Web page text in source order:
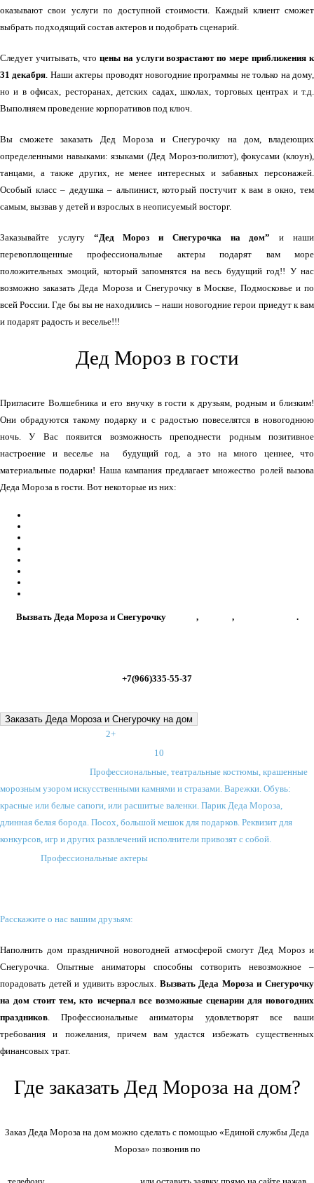
оказывают свои услуги по доступной стоимости. Каждый клиент сможет
выбрать подходящий состав актеров и подобрать сценарий.
Следует учитывать, что цены на услуги возрастают по мере приближения к
31 декабря. Наши актеры проводят новогодние программы не только на дому,
но и в офисах, ресторанах, детских садах, школах, торговых центрах и т.д.
Выполняем проведение корпоративов под ключ.
Вы сможете заказать Дед Мороза и Снегурочку на дом, владеющих
определенными навыками: языками (Дед Мороз-полиглот), фокусами (клоун),
танцами, а также других, не менее интересных и забавных персонажей.
Особый класс – дедушка – альпинист, который постучит к вам в окно, тем
самым, вызвав у детей и взрослых в неописуемый восторг.
Заказывайте услугу “Дед Мороз и Снегурочка на дом” и наши
перевоплощенные профессиональные актеры подарят вам море
положительных эмоций, который запомнятся на весь будущий год!! У нас
возможно заказать Деда Мороза и Снегурочку в Москве, Подмосковье и по
всей России. Где бы вы не находились – наши новогодние герои приедут к вам
и подарят радость и веселье!!!
Дед Мороз в гости
Пригласите Волшебника и его внучку в гости к друзьям, родным и близким!
Они обрадуются такому подарку и с радостью повеселятся в новогоднюю
ночь. У Вас появится возможность преподнести родным позитивное
настроение и веселье на будущий год, а это на много ценнее, что
материальные подарки! Наша кампания предлагает множество ролей вызова
Деда Мороза в гости. Вот некоторые из них:
Вызвать Деда Мороза и Снегурочку , , .
+7(966)335-55-37
Заказать Деда Мороза и Снегурочку на дом
2+
10
Профессиональные, театральные костюмы, крашенные
морозным узором искусственными камнями и стразами. Варежки. Обувь:
красные или белые сапоги, или расшитые валенки. Парик Деда Мороза,
длинная белая борода. Посох, большой мешок для подарков. Реквизит для
конкурсов, игр и других развлечений исполнители привозят с собой.
Профессиональные актеры
Расскажите о нас вашим друзьям:
Наполнить дом праздничной новогодней атмосферой смогут Дед Мороз и
Снегурочка. Опытные аниматоры способны сотворить невозможное –
порадовать детей и удивить взрослых. Вызвать Деда Мороза и Снегурочку
на дом стоит тем, кто исчерпал все возможные сценарии для новогодних
праздников. Профессиональные аниматоры удовлетворят все ваши
требования и пожелания, причем вам удастся избежать существенных
финансовых трат.
Где заказать Дед Мороза на дом?
Заказ Деда Мороза на дом можно сделать с помощью «Единой службы Деда
Мороза» позвонив по